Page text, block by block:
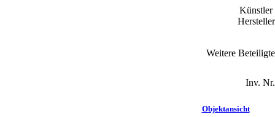
Künstler
Weitere
Inv.
Objektansicht